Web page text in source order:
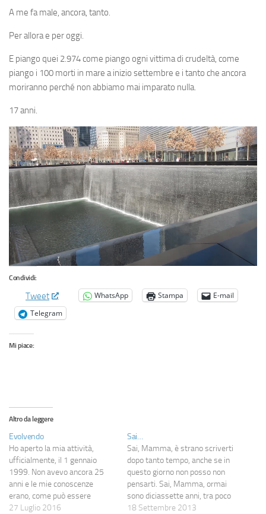
A me fa male, ancora, tanto.
Per allora e per oggi.
E piango quei 2.974 come piango ogni vittima di crudeltà, come
piango i 100 morti in mare a inizio settembre e i tanto che ancora
moriranno perché non abbiamo mai imparato nulla.
17 anni.
Condividi:
Tweet WhatsApp Stampa
E-mail
Telegram
Mi piace:
Altro da leggere
Evolvendo
Ho aperto la mia attività,
ufficialmente, il 1 gennaio
1999. Non avevo ancora 25
anni e le mie conoscenze
erano, come può essere
immaginabile, un decimo,
27 Luglio 2016
Sai…
Sai, Mamma, è strano scriverti
dopo tanto tempo, anche se in
questo giorno non posso non
pensarti. Sai, Mamma, ormai
sono diciassette anni, tra poco
sarà più la vita trascorsa
18 Settembre 2013